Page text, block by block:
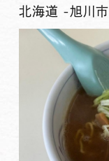
北海道 -旭川市